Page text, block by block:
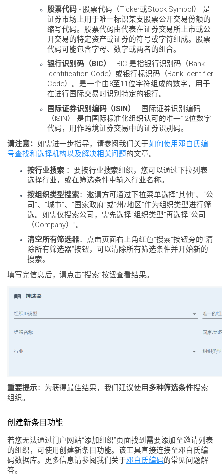
股票代码 - 股票代码（Ticker或Stock Symbol） 是
证券市场上用于唯一标识某支股票公开交易份额的
缩写代码。股票代码由代表在证券交易所上市或公
开交易的特定资产或证券的符号或字符组成。股票
代码可能包含字母、数字或两者的组合。
银行识别码（BIC）
- BIC 是指银行识别码（Bank
Identification Code）或银行标识码（Bank Identifier
Code）。是一个由8至11位字符组成的数字，用于
在进行国际交易时识别特定的银行。
国际证券识别编码（ISIN）
- 国际证券识别编码
（ISIN） 是由国际标准化组织认可的唯一12位数字
代码，用作跨境证券交易中的证券识别码。
请注意： 如需进一步指导，请参阅我们关于如何使用邓白氏编
号查找和选择机构以及解决相关问题的文章。
按行业搜索 ：要按行业搜索组织，您可以通过下拉列表
选择行业，或在筛选条件中输入行业名称。
按组织类型搜索：邀请方可通过下拉菜单选择“其他”、“公
司”、“城市”、“国家政府”或“州/地区”作为组织类型进行筛
选。如需仅搜索公司，需先选择“组织类型”再选择“公司
（Company）”。
清空所有筛选器：点击页面右上角红色“搜索”按钮旁的“清
除所有筛选器”按钮，可以清除所有筛选条件并开始新的
搜索。
填写完信息后，请点击“搜索”按钮查看结果。
重要提示：为获得最佳结果，我们建议使用 多种筛选条件搜索
组织。
创建新条目功能
若您无法通过门户网站“添加组织”页面找到需要添加至邀请列表
的组织，可使用创建新条目功能。该工具直接连接至邓白氏编
码数据库。更多信息请参阅我们关于邓白氏编码的常见问题解
答。